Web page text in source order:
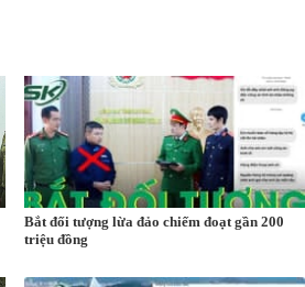
Bắt đối tượng lừa đảo chiếm đoạt gần 200
triệu đồng